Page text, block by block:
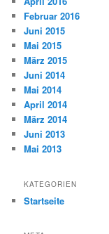
Februar 2016
Juni 2015
Mai 2015
März 2015
Juni 2014
Mai 2014
April 2014
März 2014
Juni 2013
Mai 2013
KATEGORIEN
Startseite